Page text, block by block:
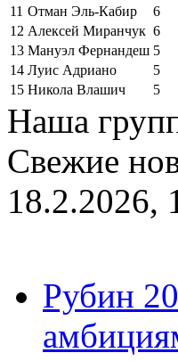
11 Отман Эль-Кабир
6
12 Алексей Миранчук 6
13 Мануэл Фернандеш 5
14 Луис Адриано
5
15 Никола Влашич 5
Наша
Свежие
18.2.2026,
Рубин